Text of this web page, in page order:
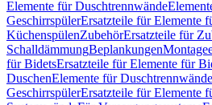
Elemente für Duschtrennwände
GeschirrspülerErsatzteile für Elemente
KüchenspülenZubehörErsatzteile für
SchalldämmungBeplankungen
für BidetsErsatzteile für Elemente für
DuschenElemente für Duschtrennwände
GeschirrspülerErsatzteile für Elemente